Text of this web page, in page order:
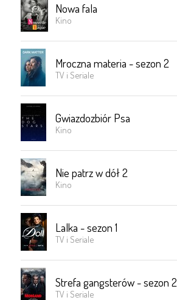
Nowa fala
Kino
Mroczna materia - sezon 2
TV i Seriale
Gwiazdozbiór Psa
Kino
Nie patrz w dół 2
Kino
Lalka - sezon 1
TV i Seriale
Strefa gangsterów - sezon 2
TV i Seriale